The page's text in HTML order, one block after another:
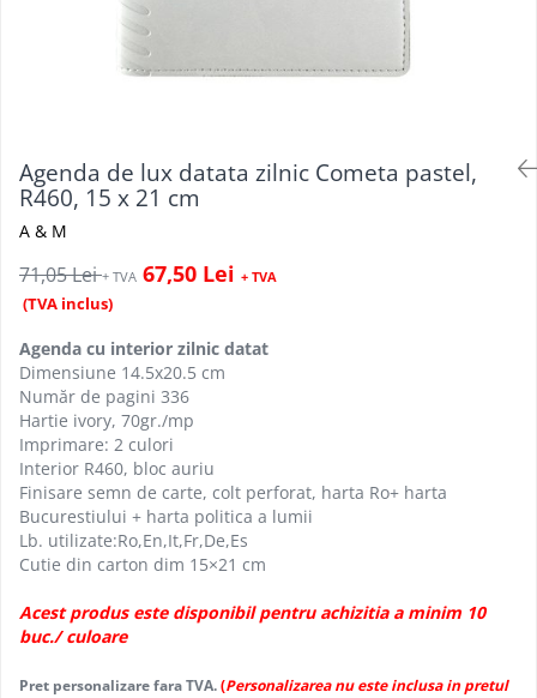
Agenda de lux datata zilnic Cometa pastel,
R460, 15 x 21 cm
A & M
71,05 Lei+ TVA 67,50 Lei + TVA
(TVA inclus)
Agenda cu interior zilnic datat
Dimensiune 14.5x20.5 cm
Număr de pagini 336
Hartie ivory, 70gr./mp
Imprimare: 2 culori
Interior R460, bloc auriu
Finisare semn de carte, colt perforat, harta Ro+ harta
Bucurestiului + harta politica a lumii
Lb. utilizate:Ro,En,It,Fr,De,Es
Cutie din carton dim 15×21 cm
Acest produs este disponibil pentru achizitia a minim 10
buc./ culoare
Pret personalizare fara TVA.(Personalizarea nu este inclusa in pretul